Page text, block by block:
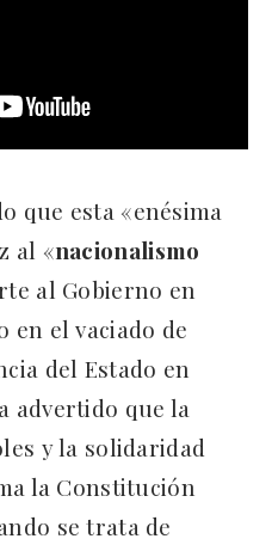
que esta «enésima
al «nacionalismo
al Gobierno en
en el vaciado de
del Estado en
advertido que la
y la solidaridad
la Constitución
se trata de